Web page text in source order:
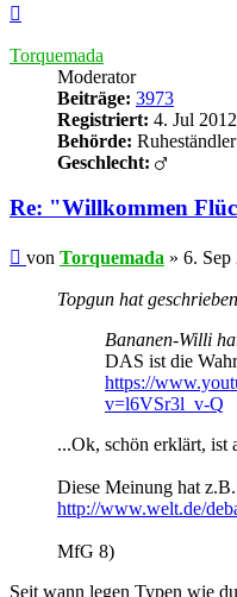
Torquemada
Moderator
Beiträge: 3973
Registriert: 4. Jul
Behörde:
Geschlecht:
Re: "Willkommen
Beitrag
von Torquemada » 6. Sep
Topgun hat
Bananen-Willi
DAS ist die
https://
v=l6VSr3l_v-Q
...Ok, schön erklärt, ist
Diese Meinung hat
http://www.welt.de/
MfG 8)
Seit wann legen Typen wie